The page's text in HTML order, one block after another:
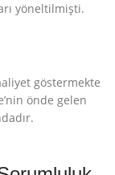
yöneltilmişti.
göstermekte
önde gelen